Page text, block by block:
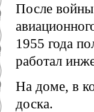
После
1955 года
работал
На доме, в
доска.